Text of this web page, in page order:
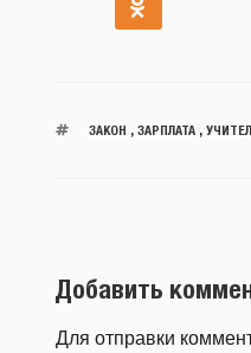
ЗАКОН , ЗАРПЛАТА,
Добавить
Для отправки